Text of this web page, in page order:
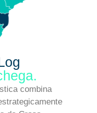
combina